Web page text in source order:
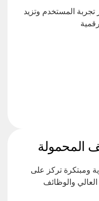
المستخدم وتزيد
المحمولة
ومبتكرة تركز على
والوظائف